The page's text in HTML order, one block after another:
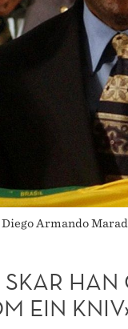
Armando
SKAR
EIN